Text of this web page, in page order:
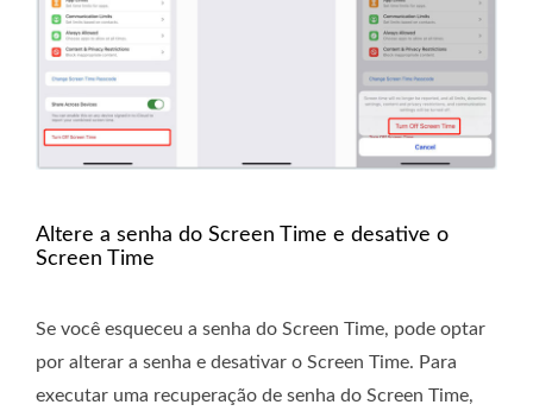
Altere a senha do Screen Time e desative o
Screen Time
Se você esqueceu a senha do Screen Time, pode optar
por alterar a senha e desativar o Screen Time. Para
executar uma recuperação de senha do Screen Time,